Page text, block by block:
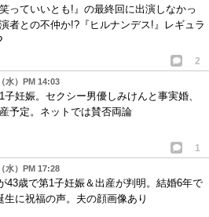
っていいとも!』の最終回に出演しなかっ
者との不仲か!?『ヒルナンデス!』レギュラ
2
水）PM 14:03
子妊娠。セクシー男優しみけんと事実婚、
予定。ネットでは賛否両論
1
水）PM 17:28
43歳で第1子妊娠＆出産が判明。結婚6年で
生に祝福の声。夫の顔画像あり